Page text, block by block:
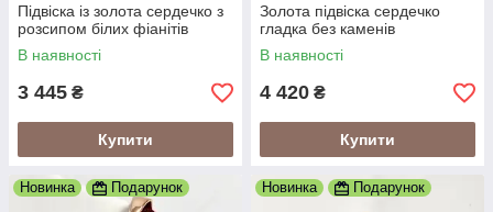
Підвіска із золота сердечко з
розсипом білих фіанітів
В наявності
3 445 ₴
Купити
Золота підвіска сердечко
гладка без каменів
В наявності
4 420 ₴
Купити
Новинка Подарунок Новинка Подарунок